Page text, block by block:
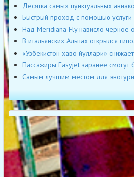
Десятка самых пунктуальных
Быстрый проход с помощью услуги
Над Meridiana Fly нависло черное
В итальянских Альпах открылся
«Узбекистон хаво йуллари»
Пассажиры Easyjet заранее смогут
Самым лучшим местом для